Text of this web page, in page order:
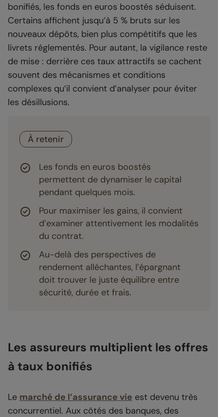
bonifiés, les fonds en euros boostés séduisent.
Certains affichent jusqu’à 5 % bruts sur les
nouveaux dépôts, bien plus compétitifs que les
livrets réglementés. Pour autant, la vigilance reste
de mise : derrière ces taux attractifs se cachent
souvent des mécanismes et conditions
complexes qu’il convient d’analyser pour éviter
les désillusions.
À retenir
Les fonds en euros boostés
permettent de dynamiser le capital
pendant quelques mois.
Pour maximiser les gains, il convient
d’examiner attentivement les modalités
du contrat.
Au-delà des perspectives de
rendement alléchantes, l’épargnant
doit trouver le juste équilibre entre
sécurité, durée et frais.
Les assureurs multiplient les offres
à taux bonifiés
Le marché de l’assurance vie est devenu très
concurrentiel. Aux côtés des banques, des